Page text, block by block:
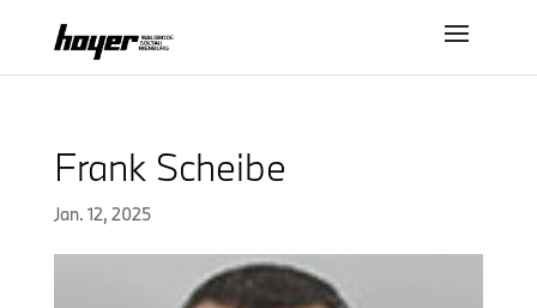
Frank Scheibe
Jan. 12, 2025